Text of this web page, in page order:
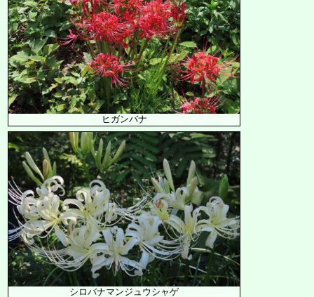
ヒガンバナ
シロバナマンジュウシャゲ